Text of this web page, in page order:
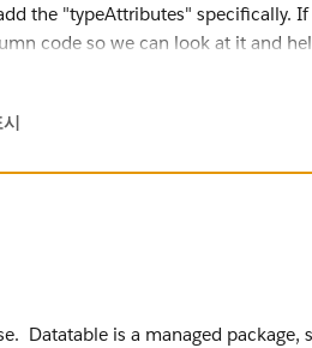
the "typeAttributes" specifically.
code so we can look at it and
Datatable is a managed package,